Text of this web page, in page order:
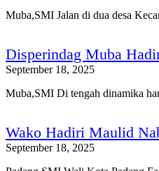
Muba,SMI Jalan di dua desa
Disperindag Muba
September 18, 2025
Muba,SMI Di tengah dinamika
Wako Hadiri Maulid
September 18, 2025